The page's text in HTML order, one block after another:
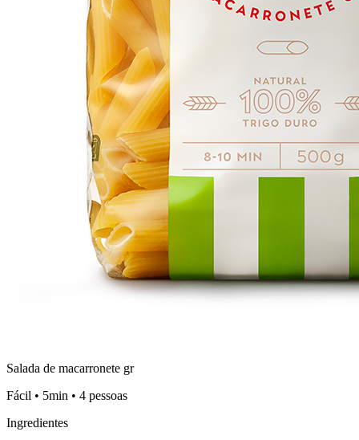
Salada de macarronete gr
Fácil • 5min • 4 pessoas
Ingredientes